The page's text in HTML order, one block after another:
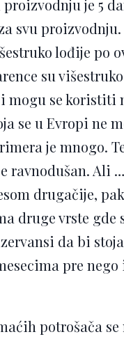
je 5
svu
lođije po
su
mogu se koristiti
se u Evropi ne
je mnogo.
ravnodušan. Ali
drugačije,
druge vrste gde
da bi
pre nego
potrošača se